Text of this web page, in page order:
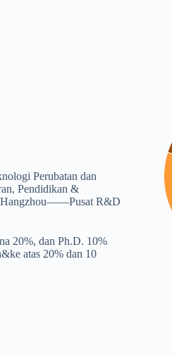
Perubatan dan
Pendidikan &
Hangzhou——Pusat R&D
20%, dan Ph.D. 10%
atas 20% dan 10